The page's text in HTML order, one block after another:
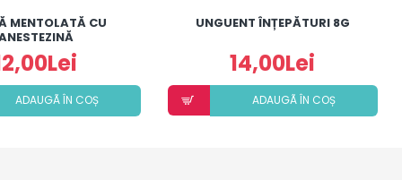
MENTOLATĂ CU
ADAUGÃ ÎN COȘ
UNGUENT ÎNȚEPĂTURI 8G
14,00Lei
ADAUGÃ ÎN COȘ